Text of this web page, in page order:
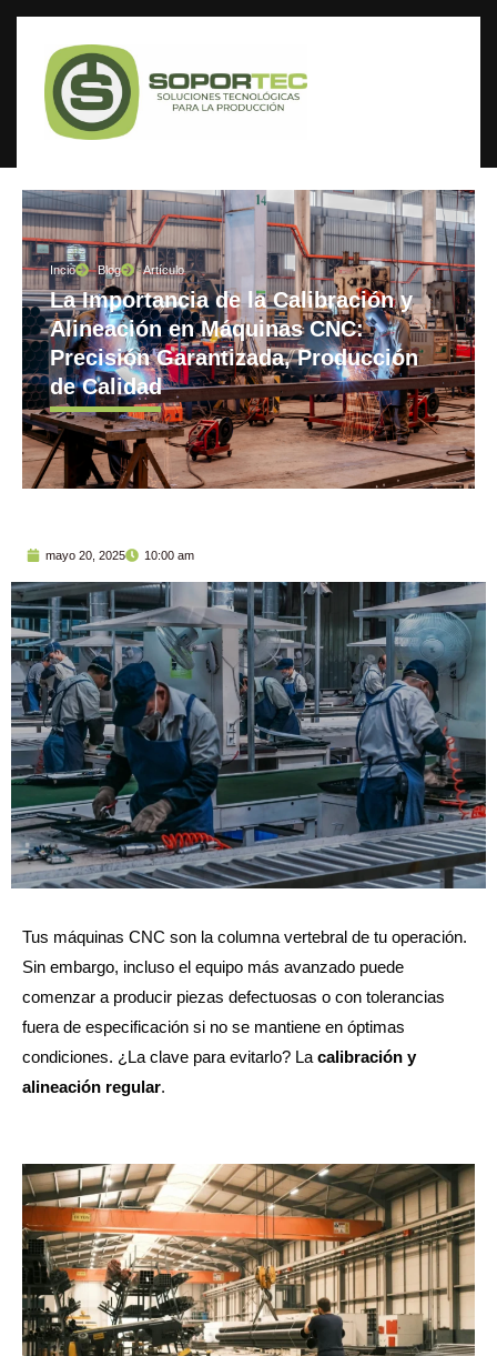
Incio Blog Artículo
La Importancia de la Calibración y
Alineación en Máquinas CNC:
Precisión Garantizada, Producción
de Calidad
mayo 20, 2025 10:00 am
Tus máquinas CNC son la columna vertebral de tu operación.
Sin embargo, incluso el equipo más avanzado puede
comenzar a producir piezas defectuosas o con tolerancias
fuera de especificación si no se mantiene en óptimas
condiciones. ¿La clave para evitarlo? Lacalibración y
alineación regular.